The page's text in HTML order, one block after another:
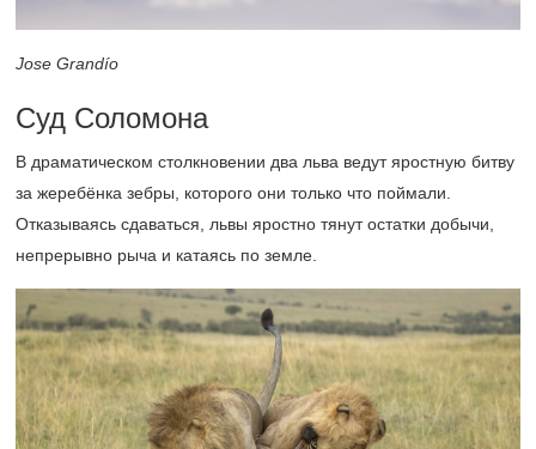
Jose Grandío
Суд Соломона
В драматическом столкновении два льва ведут яростную битву
за жеребёнка зебры, которого они только что поймали.
Отказываясь сдаваться, львы яростно тянут остатки добычи,
непрерывно рыча и катаясь по земле.